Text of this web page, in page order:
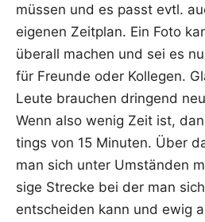
müs­sen und es passt evtl.
eige­nen Zeit­plan. Ein Foto
über­all machen und sei es
für Freun­de oder Kol­le­gen.
Leu­te brau­chen drin­gend
Wenn also wenig Zeit ist,
tings von 15 Minu­ten. Über
man sich unter Umstän­den
si­ge Stre­cke bei der man
ent­schei­den kann und ewig